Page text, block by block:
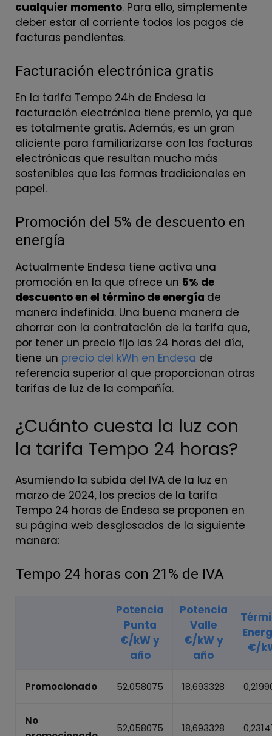
cualquier momento. Para ello, simplemente
deber estar al corriente todos los pagos de
facturas pendientes.
Facturación electrónica gratis
En la tarifa Tempo 24h de Endesa la
facturación electrónica tiene premio, ya que
es totalmente gratis. Además, es un gran
aliciente para familiarizarse con las facturas
electrónicas que resultan mucho más
sostenibles que las formas tradicionales en
papel.
Promoción del 5% de descuento en
energía
Actualmente Endesa tiene activa una
promoción en la que ofrece un 5% de
descuento en el término de energía de
manera indefinida. Una buena manera de
ahorrar con la contratación de la tarifa que,
por tener un precio fijo las 24 horas del día,
tiene un precio del kWh en Endesa de
referencia superior al que proporcionan otras
tarifas de luz de la compañía.
¿Cuánto cuesta la luz con
la tarifa Tempo 24 horas?
Asumiendo la subida del IVA de la luz en
marzo de 2024, los precios de la tarifa
Tempo 24 horas de Endesa se proponen en
su página web desglosados de la siguiente
manera:
Tempo 24 horas con 21% de IVA
Potencia
Punta
€/kW y
año
Potencia
Valle
€/kW y
año
€/
Promocionado 52,058075 18,693328
No
52,058075 18,693328